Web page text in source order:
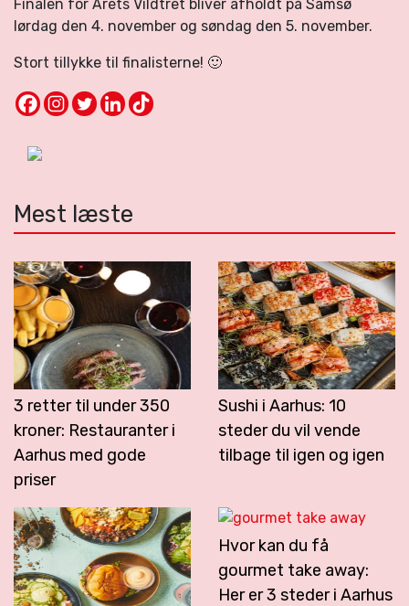
Finalen for Årets Vildtret bliver afholdt på Samsø
lørdag den 4. november og søndag den 5. november.
Stort tillykke til finalisterne! 🙂
Mest læste
3 retter til under 350
kroner: Restauranter i
Aarhus med gode
priser
Sushi i Aarhus: 10
steder du vil vende
tilbage til igen og igen
Hvor kan du få
gourmet take away:
Her er 3 steder i Aarhus